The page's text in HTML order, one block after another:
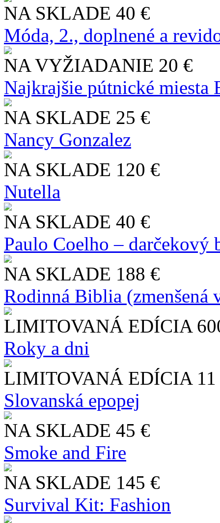
NA SKLADE 40 €
Móda, 2., doplnené a
NA VYŽIADANIE 20 €
Najkrajšie pútnické miesta
NA SKLADE 25 €
Nancy Gonzalez
NA SKLADE 120 €
Nutella
NA SKLADE 40 €
Paulo Coelho – darčekový
NA SKLADE 188 €
Rodinná Biblia (zmenšená
LIMITOVANÁ EDÍCIA
Roky a dni
LIMITOVANÁ EDÍCIA
Slo​vanská epopej
NA SKLADE 45 €
Smoke and Fire
NA SKLADE 145 €
Survival Kit: Fashion